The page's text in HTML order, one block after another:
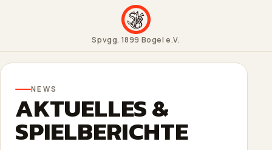
Spvgg. 1899 Bogel e.V.
NEWS
AKTUELLES &
SPIELBERICHTE